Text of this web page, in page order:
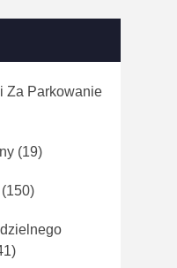
Za Parkowanie
(19)
(150)